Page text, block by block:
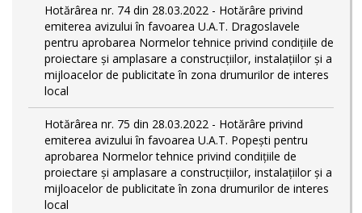
Hotărârea nr. 74 din 28.03.2022 - Hotărâre privind
emiterea avizului în favoarea U.A.T. Dragoslavele
pentru aprobarea Normelor tehnice privind condiţiile de
proiectare şi amplasare a construcţiilor, instalaţiilor şi a
mijloacelor de publicitate în zona drumurilor de interes
local
Hotărârea nr. 75 din 28.03.2022 - Hotărâre privind
emiterea avizului în favoarea U.A.T. Popești pentru
aprobarea Normelor tehnice privind condiţiile de
proiectare şi amplasare a construcţiilor, instalaţiilor şi a
mijloacelor de publicitate în zona drumurilor de interes
local